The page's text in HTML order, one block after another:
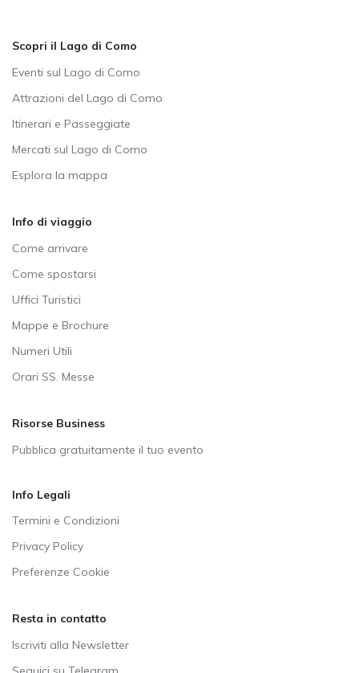
Scopri il Lago di Como
Eventi sul Lago di Como
Attrazioni del Lago di Como
Itinerari e Passeggiate
Mercati sul Lago di Como
Esplora la mappa
Info di viaggio
Come arrivare
Come spostarsi
Uffici Turistici
Mappe e Brochure
Numeri Utili
Orari SS. Messe
Risorse Business
Pubblica gratuitamente il tuo evento
Info Legali
Termini e Condizioni
Privacy Policy
Preferenze Cookie
Resta in contatto
Iscriviti alla Newsletter